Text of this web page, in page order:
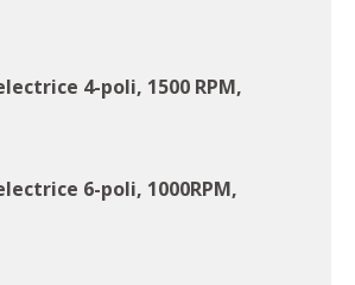
4-poli, 1500 RPM,
6-poli, 1000RPM,